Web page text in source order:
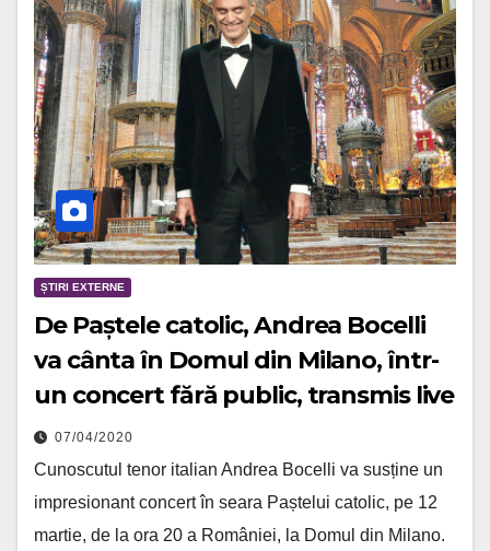
ȘTIRI EXTERNE
De Paștele catolic, Andrea Bocelli
va cânta în Domul din Milano, într-
un concert fără public, transmis live
07/04/2020
Cunoscutul tenor italian Andrea Bocelli va susține un
impresionant concert în seara Paștelui catolic, pe 12
martie, de la ora 20 a României, la Domul din Milano.